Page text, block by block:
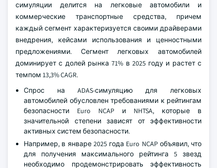
симуляции делится на легковые автомобили и
коммерческие транспортные средства, причем
каждый сегмент характеризуется своими драйверами
внедрения, кейсами использования и ценностными
предложениями. Сегмент легковых автомобилей
доминирует с долей рынка 71% в 2025 году и растет с
темпом 13,3% CAGR.
Спрос на ADAS-симуляцию для легковых
автомобилей обусловлен требованиями к рейтингам
безопасности Euro NCAP и NHTSA, которые в
значительной степени зависят от эффективности
активных систем безопасности.
Например, в январе 2025 года Euro NCAP объявил, что
для получения максимального рейтинга 5 звезд
необходимо продемонстрировать эффективность